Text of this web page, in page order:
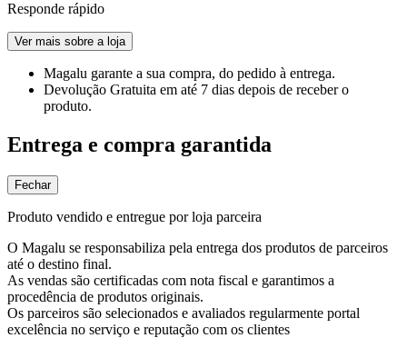
Responde rápido
Ver mais sobre a loja
Magalu garante a sua compra, do pedido à entrega.
Devolução Gratuita em até 7 dias depois de receber o
produto.
Entrega e compra garantida
Fechar
Produto vendido e entregue por loja parceira
O Magalu se responsabiliza pela entrega dos produtos de parceiros
até o destino final.
As vendas são certificadas com nota fiscal e garantimos a
procedência de produtos originais.
Os parceiros são selecionados e avaliados regularmente portal
excelência no serviço e reputação com os clientes